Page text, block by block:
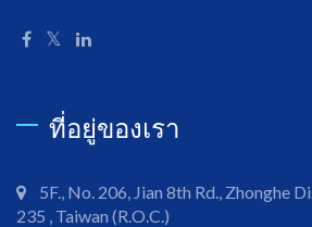
ที่อยู่ของเรา
5F., No. 206, Jian 8th Rd., Zhonghe
235 , Taiwan (R.O.C.)